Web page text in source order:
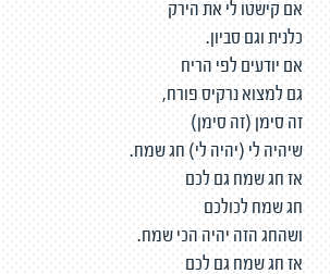
אם קישטו לי את הירק
כלנית וגם סביון.
אם יודעים לפי הריח
גם למצוא נרקיס פורח,
זה סימן (זה סימן)
שיהיה לי (יהיה לי) חג שמח.
אז חג שמח גם לכם
חג שמח לכולכם
ושהחג הזה יהיה הכי שמח.
אז חג שמח גם לכם